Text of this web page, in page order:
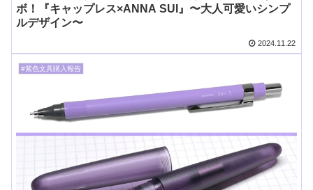
ボ！『キャップレス×ANNA SUI』〜大人可愛いシンプ
ルデザイン〜
2024.11.22
#紫色文具購入報告